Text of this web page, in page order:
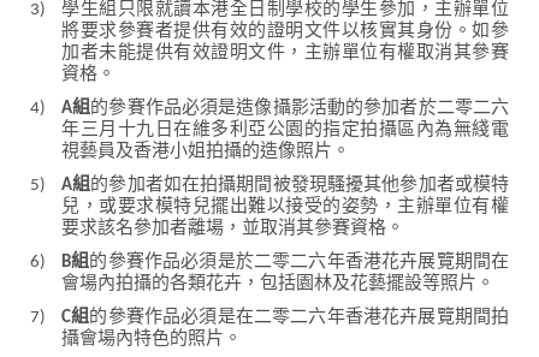
3)
學生組只限就讀本港全日制學校的學生參加，主辦單位
將要求參賽者提供有效的證明文件以核實其身份。如參
加者未能提供有效證明文件，主辦單位有權取消其參賽
資格。
4)
A組的參賽作品必須是造像攝影活動的參加者於二零二六
年三月十九日在維多利亞公園的指定拍攝區內為無綫電
視藝員及香港小姐拍攝的造像照片。
5)
A組的參加者如在拍攝期間被發現騷擾其他參加者或模特
兒，或要求模特兒擺出難以接受的姿勢，主辦單位有權
要求該名參加者離場，並取消其參賽資格。
6)
B組的參賽作品必須是於二零二六年香港花卉展覽期間在
會場內拍攝的各類花卉，包括園林及花藝擺設等照片。
7)
C組的參賽作品必須是在二零二六年香港花卉展覽期間拍
攝會場內特色的照片。